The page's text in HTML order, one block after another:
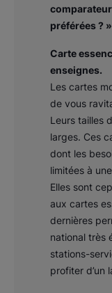
préférées ?
Carte
enseignes.
Les cartes
de vous
Leurs tailles
larges. Ces
dont les
limitées à
Elles sont
aux cartes
dernières
national très
stations-
profiter d’un